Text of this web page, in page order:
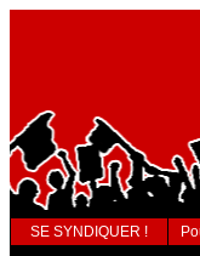
SE SYNDIQUER !